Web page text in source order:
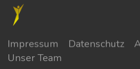
Impressum Datenschutz
Unser Team